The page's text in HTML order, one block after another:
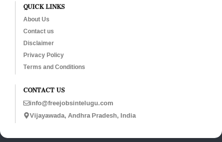
QUICK LINKS
About Us
Contact us
Disclaimer
Privacy Policy
Terms and Conditions
CONTACT US
info@freejobsintelugu.com
Vijayawada, Andhra Pradesh, India